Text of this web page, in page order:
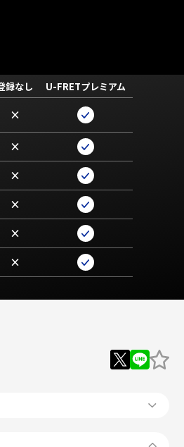
録なし U-FRETプレミアム
×
×
×
×
×
×